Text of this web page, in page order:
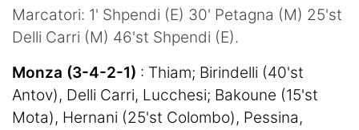
Marcatori: 1' Shpendi (E) 30' Petagna (M) 25'st
Delli Carri (M) 46'st Shpendi (E).
Monza (3-4-2-1) : Thiam; Birindelli (40'st
Antov), Delli Carri, Lucchesi; Bakoune (15'st
Mota), Hernani (25'st Colombo), Pessina,